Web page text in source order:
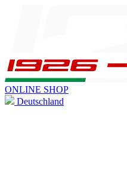
ONLINE SHOP
Deutschland